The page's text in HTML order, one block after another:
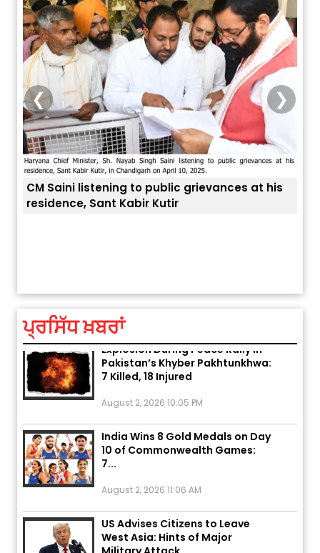
CM Saini listening to public grievances at his
residence, Sant Kabir Kutir
❮ ❯
ਪ੍ਰਸਿੱਧ ਖ਼ਬਰਾਂExplosion During Peace Rally in
Pakistan’s Khyber Pakhtunkhwa:
7 Killed, 18 Injured
India Wins 8 Gold Medals on Day
10 of Commonwealth Games:
7...
US Advises Citizens to Leave
West Asia: Hints of Major
Military Attack...